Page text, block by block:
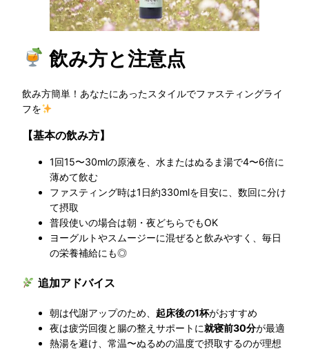
飲み方と注意点
飲み方簡単！あなたにあったスタイルでファスティングライ
フを
【基本の飲み方】
1回15〜30mlの原液を、水またはぬるま湯で4〜6倍に
薄めて飲む
ファスティング時は1日約330mlを目安に、数回に分け
て摂取
普段使いの場合は朝・夜どちらでもOK
ヨーグルトやスムージーに混ぜると飲みやすく、毎日
の栄養補給にも◎
追加アドバイス
朝は代謝アップのため、 起床後の1杯がおすすめ
夜は疲労回復と腸の整えサポートに就寝前30分が最適
熱湯を避け、常温〜ぬるめの温度で摂取するのが理想